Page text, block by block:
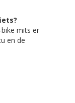
mits er
en de